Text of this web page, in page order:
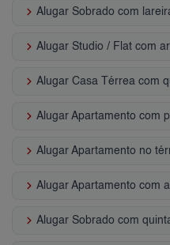
keyboard_arrow_right Alugar Sobrado com
keyboard_arrow_right
keyboard_arrow_right Alugar Casa Térrea com
keyboard_arrow_right
keyboard_arrow_right Alugar Apartamento no
keyboard_arrow_right
keyboard_arrow_right Alugar Sobrado com